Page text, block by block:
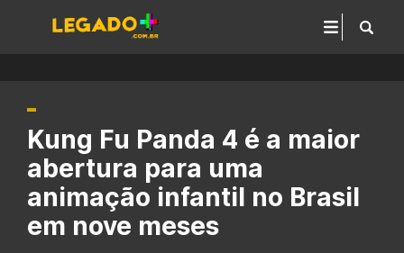
Kung Fu Panda 4 é a maior
abertura para uma
animação infantil no Brasil
em nove meses